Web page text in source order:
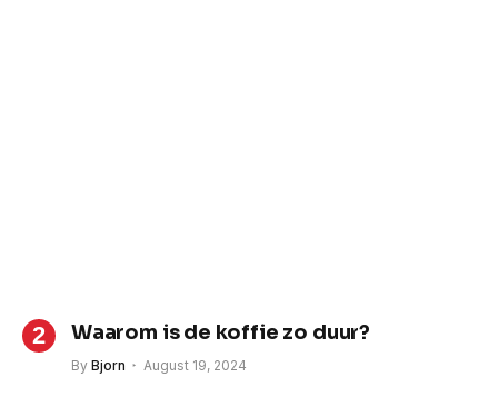
Waarom is de koffie zo duur?
By Bjorn August 19, 2024